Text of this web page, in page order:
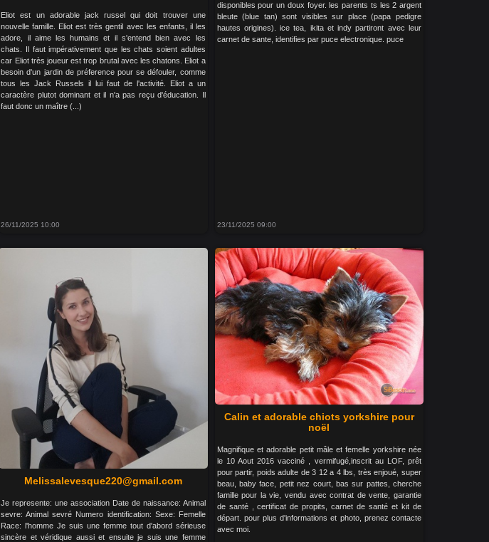
Eliot est un adorable jack russel qui doit trouver une
nouvelle famille. Eliot est très gentil avec les enfants, il les
adore, il aime les humains et il s'entend bien avec les
chats. Il faut impérativement que les chats soient adultes
car Eliot très joueur est trop brutal avec les chatons. Eliot a
besoin d'un jardin de préference pour se défouler, comme
tous les Jack Russels il lui faut de l'activité. Eliot a un
caractère plutot dominant et il n'a pas reçu d'éducation. Il
faut donc un maître (...)
26/11/2025 10:00
disponibles pour un doux foyer. les parents ts les 2 argent
bleute (blue tan) sont visibles sur place (papa pedigre
hautes origines). ice tea, ikita et indy partiront avec leur
carnet de sante, identifies par puce electronique. puce
23/11/2025 09:00
Melissalevesque220@gmail.com
Je represente: une association Date de naissance: Animal
sevre: Animal sevré Numero identification: Sexe: Femelle
Race: l'homme Je suis une femme tout d'abord sérieuse
sincère et véridique aussi et ensuite je suis une femme
Calin et adorable chiots yorkshire pour
noël
Magnifique et adorable petit mâle et femelle yorkshire née
le 10 Aout 2016 vacciné , vermifugé,inscrit au LOF, prêt
pour partir, poids adulte de 3 12 a 4 lbs, très enjoué, super
beau, baby face, petit nez court, bas sur pattes, cherche
famille pour la vie, vendu avec contrat de vente, garantie
de santé , certificat de propits, carnet de santé et kit de
départ. pour plus d'informations et photo, prenez contacte
avec moi.